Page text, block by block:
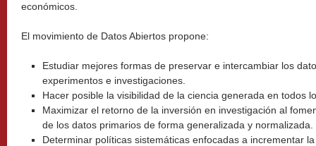
económicos.
El movimiento de Datos Abiertos propone:
Estudiar mejores formas de preservar e intercambiar los
experimentos e investigaciones.
Hacer posible la visibilidad de la ciencia generada en todos
Maximizar el retorno de la inversión en investigación al
de los datos primarios de forma generalizada y normalizada.
Determinar políticas sistemáticas enfocadas a incrementar